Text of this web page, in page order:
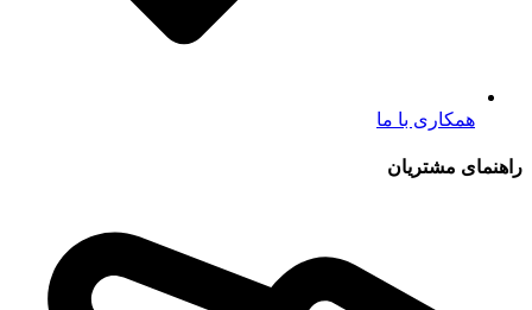
همکاری با ما
راهنمای مشتریان